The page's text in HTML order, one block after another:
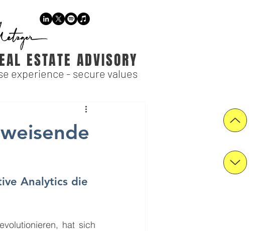
experience - secure values
ESTATE ADVISORY
Analytics die
hat sich